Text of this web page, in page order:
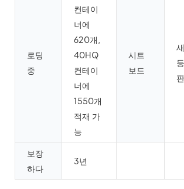
로딩
중
컨테이
너에
620개,
40HQ
컨테이
너에
1550개
적재 가
능
시트
보드
판
보장
하다
3년